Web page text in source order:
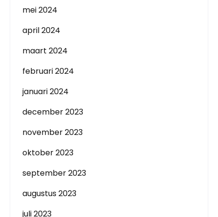
mei 2024
april 2024
maart 2024
februari 2024
januari 2024
december 2023
november 2023
oktober 2023
september 2023
augustus 2023
juli 2023